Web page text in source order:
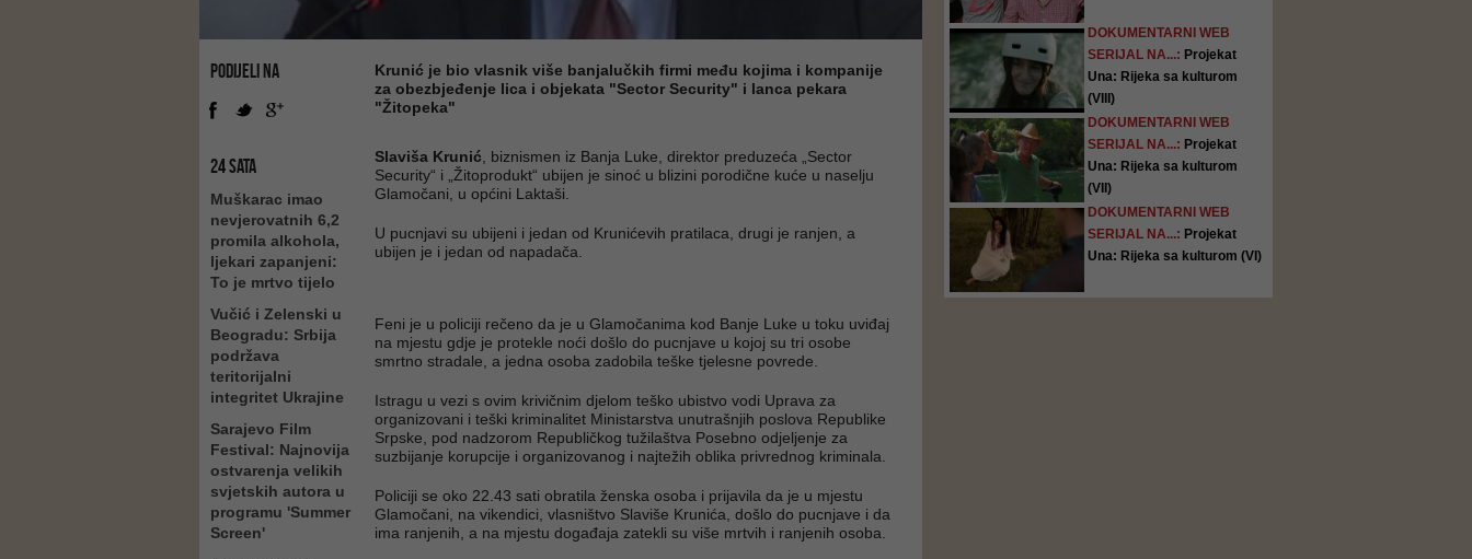
PODIJELI NA
24 SATA
Muškarac imao
nevjerovatnih 6,2
promila alkohola,
ljekari zapanjeni:
To je mrtvo tijelo
Vučić i Zelenski u
Beogradu: Srbija
podržava
teritorijalni
integritet Ukrajine
Sarajevo Film
Festival: Najnovija
ostvarenja velikih
svjetskih autora u
programu 'Summer
Screen'
Krunić je bio vlasnik više banjalučkih firmi među kojima i kompanije
za obezbjeđenje lica i objekata "Sector Security" i lanca pekara
"Žitopeka"
Slaviša Krunić , biznismen iz Banja Luke, direktor preduzeća „Sector
Security“ i „Žitoprodukt“ ubijen je sinoć u blizini porodične kuće u naselju
Glamočani, u općini Laktaši.
U pucnjavi su ubijeni i jedan od Krunićevih pratilaca, drugi je ranjen, a
ubijen je i jedan od napadača.
Feni je u policiji rečeno da je u Glamočanima kod Banje Luke u toku uviđaj
na mjestu gdje je protekle noći došlo do pucnjave u kojoj su tri osobe
smrtno stradale, a jedna osoba zadobila teške tjelesne povrede.
Istragu u vezi s ovim krivičnim djelom teško ubistvo vodi Uprava za
organizovani i teški kriminalitet Ministarstva unutrašnjih poslova Republike
Srpske, pod nadzorom Republičkog tužilaštva Posebno odjeljenje za
suzbijanje korupcije i organizovanog i najtežih oblika privrednog kriminala.
Policiji se oko 22.43 sati obratila ženska osoba i prijavila da je u mjestu
Glamočani, na vikendici, vlasništvo Slaviše Krunića, došlo do pucnjave i da
ima ranjenih, a na mjestu događaja zatekli su više mrtvih i ranjenih osoba.
DOKUMENTARNI WEB
SERIJAL NA...: Projekat
Una: Rijeka sa kulturom
(VIII)
DOKUMENTARNI WEB
SERIJAL NA...: Projekat
Una: Rijeka sa kulturom
(VII)
DOKUMENTARNI WEB
SERIJAL NA...: Projekat
Una: Rijeka sa kulturom (VI)